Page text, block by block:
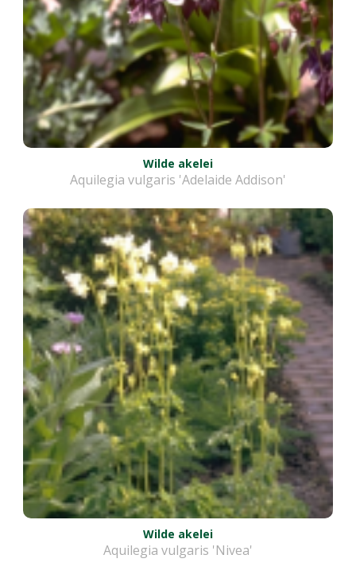
Wilde akelei
Aquilegia vulgaris 'Adelaide Addison'
Wilde akelei
Aquilegia vulgaris 'Nivea'